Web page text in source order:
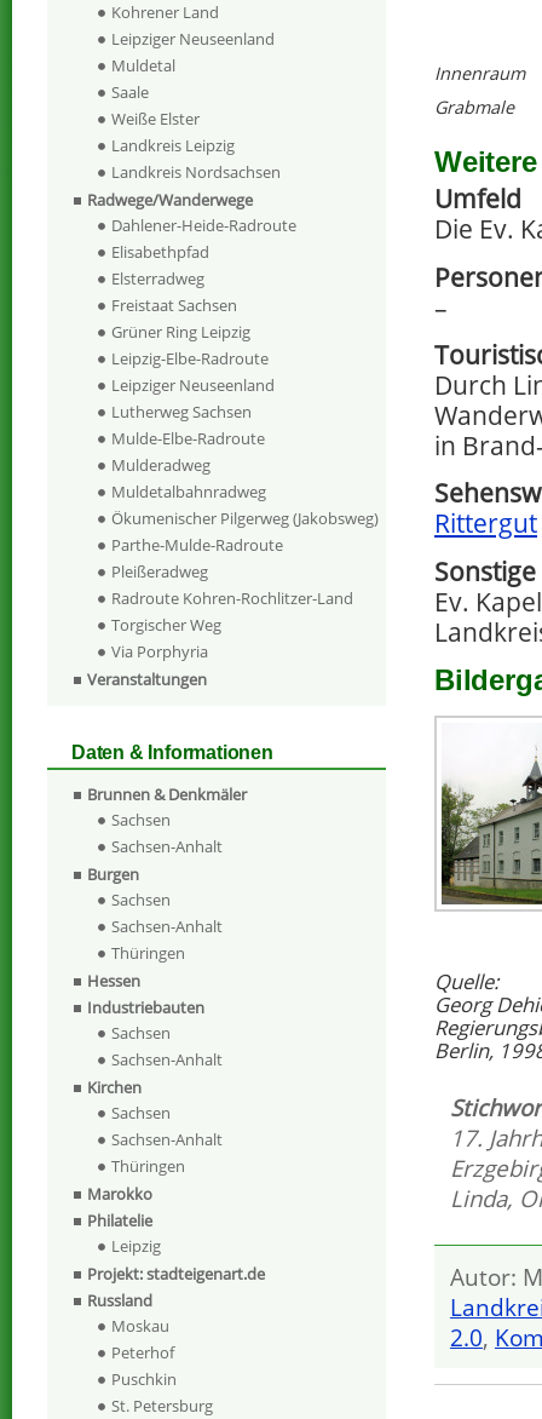
Innenraum
Grabmale
Umfeld
Die Ev.
–
Durch
in
Rittergut
Ev.
Quelle:
Georg
Berlin,
17.
Linda,
Autor:
2.0,
Kohrener Land
Leipziger Neuseenland
Muldetal
Saale
Weiße Elster
Landkreis Leipzig
Landkreis Nordsachsen
Radwege/Wanderwege
Dahlener-Heide-Radroute
Elisabethpfad
Elsterradweg
Freistaat Sachsen
Grüner Ring Leipzig
Leipzig-Elbe-Radroute
Leipziger Neuseenland
Lutherweg Sachsen
Mulde-Elbe-Radroute
Mulderadweg
Muldetalbahnradweg
Ökumenischer Pilgerweg (Jakobsweg)
Parthe-Mulde-Radroute
Pleißeradweg
Radroute Kohren-Rochlitzer-Land
Torgischer Weg
Via Porphyria
Veranstaltungen
Daten & Informationen
Brunnen & Denkmäler
Sachsen
Sachsen-Anhalt
Burgen
Sachsen
Sachsen-Anhalt
Thüringen
Hessen
Industriebauten
Sachsen
Sachsen-Anhalt
Kirchen
Sachsen
Sachsen-Anhalt
Thüringen
Marokko
Philatelie
Leipzig
Projekt: stadteigenart.de
Russland
Moskau
Peterhof
Puschkin
St. Petersburg